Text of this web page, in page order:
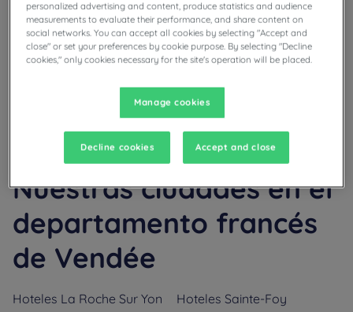
ofrece habitaciones cómodas y le invita a disfrutar de
exclusivos momentos de relax al mejor precio.
Nuestras ciudades en el
departamento francés
de Vendée
Hoteles La Roche Sur Yon Hoteles Sainte-Foy
personalized advertising and content, produce statistics and audience
measurements to evaluate their performance, and share content on
social networks. You can accept all cookies by selecting "Accept and
close" or set your preferences by cookie purpose. By selecting "Decline
cookies," only cookies necessary for the site's operation will be placed.
Manage cookies
Decline cookies Accept and close